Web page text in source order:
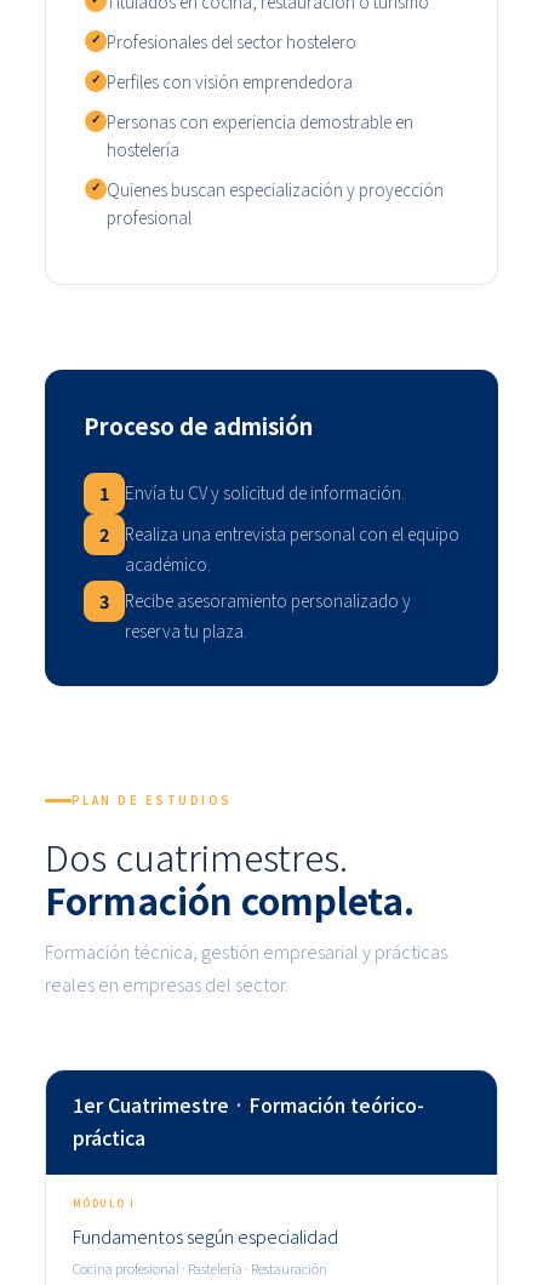
✓ Profesionales del sector hostelero
✓ Perfiles con visión emprendedora
✓ Personas con experiencia demostrable en
hostelería
✓ Quienes buscan especialización y proyección
profesional
Proceso de admisión
1 Envía tu CV y solicitud de información.
2
Realiza una entrevista personal con el equipo
académico.
3
Recibe asesoramiento personalizado y
reserva tu plaza.
PLAN DE ESTUDIOS
Dos cuatrimestres.
Formación completa.
Formación técnica, gestión empresarial y prácticas
reales en empresas del sector.
1er Cuatrimestre · Formación teórico-
práctica
MÓDULO I
Fundamentos según especialidad
Cocina profesional · Pastelería · Restauración